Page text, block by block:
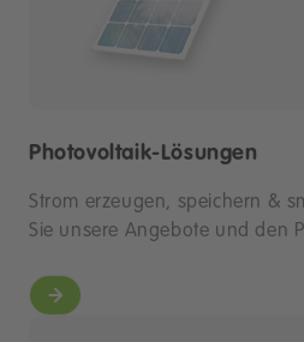
Photovoltaik-Lösungen
Strom erzeugen, speichern &
Sie unsere Angebote und den